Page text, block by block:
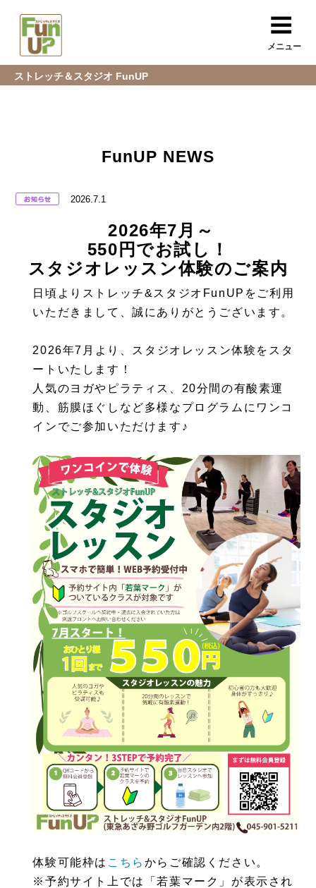
メニュー
ストレッチ＆スタジオ FunUP
FunUP NEWS
2026.7.1
2026年7月～
550円でお試し！
スタジオレッスン体験のご案内
日頃よりストレッチ&スタジオFunUPをご利用
いただきまして、誠にありがとうございます。
2026年7月より、スタジオレッスン体験をスタ
ートいたします！
人気のヨガやピラティス、20分間の有酸素運
動、筋膜ほぐしなど多様なプログラムにワンコ
インでご参加いただけます♪
体験可能枠は こちら からご確認ください。
※予約サイト上では「若葉マーク」が表示され